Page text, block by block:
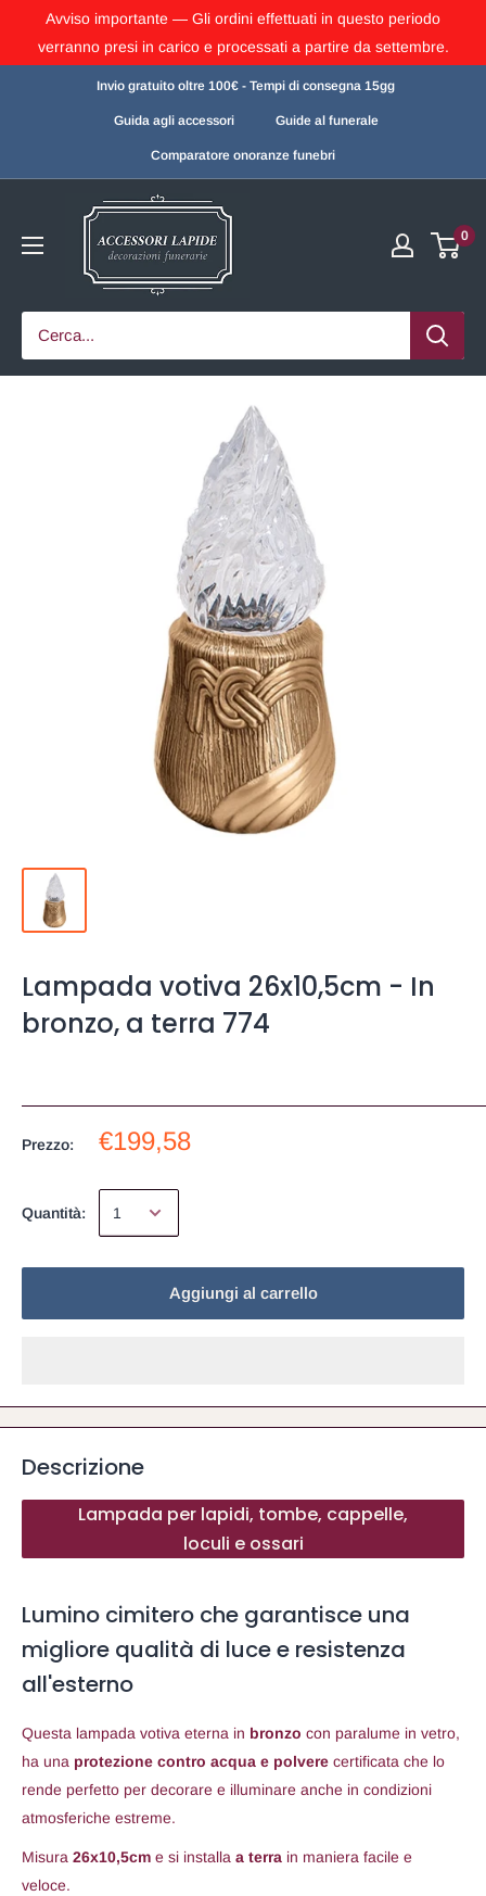
Avviso importante — Gli ordini effettuati in questo periodo
verranno presi in carico e processati a partire da settembre.
Invio gratuito oltre 100€ - Tempi di consegna 15gg
Guida agli accessori Guide al funerale
Comparatore onoranze funebri
0
Lampada votiva 26x10,5cm - In
bronzo, a terra 774
Prezzo: €199,58
Quantità:
Aggiungi al carrello
Descrizione
Lampada per lapidi, tombe, cappelle,
loculi e ossari
Lumino cimitero che garantisce una
migliore qualità di luce e resistenza
all'esterno
Questa lampada votiva eterna in bronzo con paralume in vetro,
ha una protezione contro acqua e polvere certificata che lo
rende perfetto per decorare e illuminare anche in condizioni
atmosferiche estreme.
Misura 26x10,5cm e si installa a terra in maniera facile e
veloce.